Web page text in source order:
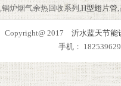
,锅炉烟气余热回收系列,H型翅片管
Copyright@ 2017 沂水蓝天节能
手机：